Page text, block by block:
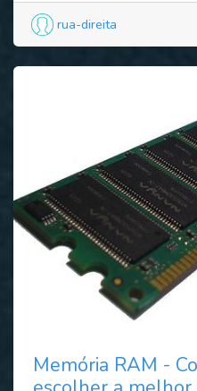
rua-direita
Memória RAM -